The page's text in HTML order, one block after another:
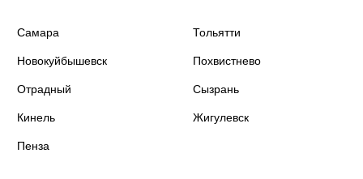
Количество страниц
Самара Тольятти
Новокуйбышевск Похвистнево
Отрадный Сызрань
Кинель Жигулевск
Пенза